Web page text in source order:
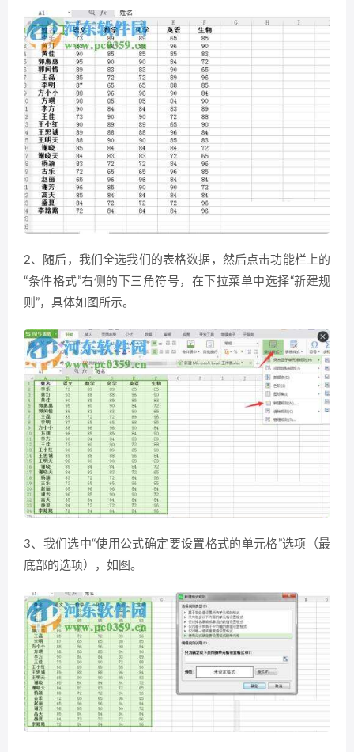
2、随后，我们全选我们的表格数据，然后点击功能栏上的
“条件格式”右侧的下三角符号，在下拉菜单中选择“新建规
则”，具体如图所示。
3、我们选中“使用公式确定要设置格式的单元格”选项（最
底部的选项），如图。